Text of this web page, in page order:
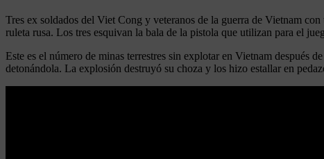
Tres ex soldados del Viet Cong y veteranos de la guerra de Vietnam
ruleta rusa. Los tres esquivan la bala de la pistola que utilizan para el
Este es el número de minas terrestres sin explotar en Vietnam después
detonándola. La explosión destruyó su choza y los hizo estallar en